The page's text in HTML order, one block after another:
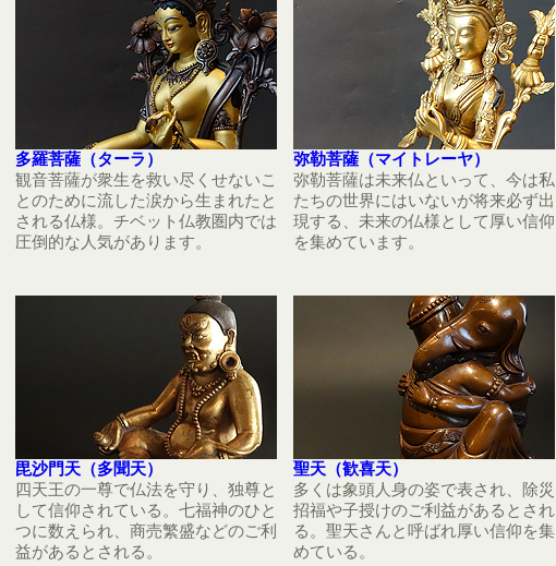
多羅菩薩（ターラ）
観音菩薩が衆生を救い尽くせないこ
とのために流した涙から生まれたと
される仏様。チベット仏教圏内では
圧倒的な人気があります。
弥勒菩薩（マイトレーヤ）
弥勒菩薩は未来仏といって、今は私
たちの世界にはいないが将来必ず出
現する、未来の仏様として厚い信仰
を集めています。
毘沙門天（多聞天）
四天王の一尊で仏法を守り、独尊と
して信仰されている。七福神のひと
つに数えられ、商売繁盛などのご利
益があるとされる。
聖天（歓喜天）
多くは象頭人身の姿で表され、除災
招福や子授けのご利益があるとされ
る。聖天さんと呼ばれ厚い信仰を集
めている。